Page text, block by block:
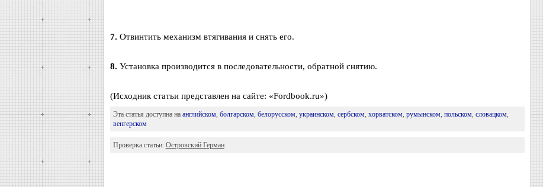
7. Отвинтить механизм втягивания и снять его.
8. Установка производится в последовательности, обратной снятию.
(Исходник статьи представлен на сайте: «Fordbook.ru»)
Эта статья доступна на английском, болгарском, белорусском, украинском, сербском, хорватском, румынском, польском, словацком,
венгерском
Проверка статьи: Островский Герман